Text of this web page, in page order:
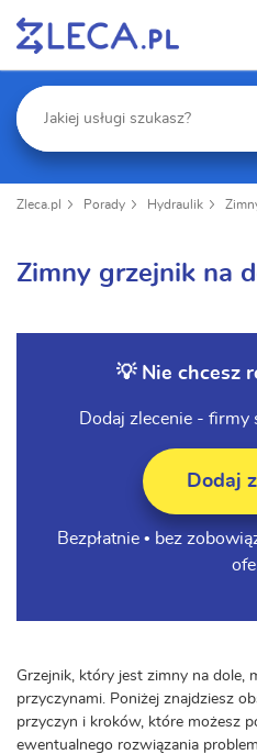
Zleca.pl Porady Hydraulik
Zimny grzejnik na
💡 Nie chcesz
Dodaj zlecenie -
Dodaj
Bezpłatnie • bez
Grzejnik, który jest zimny na
przyczynami. Poniżej znajdziesz
przyczyn i kroków, które możesz
ewentualnego rozwiązania